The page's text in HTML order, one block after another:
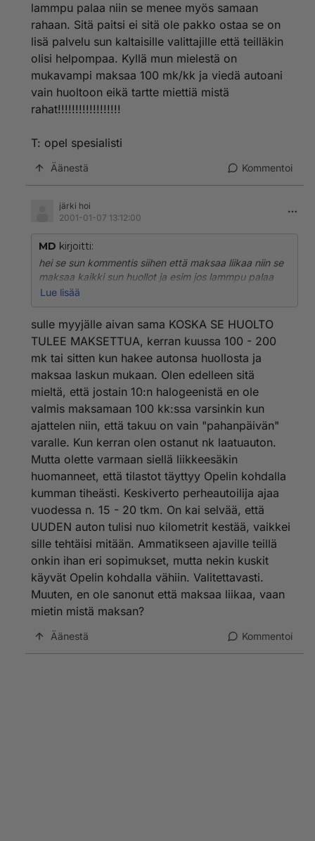
lammpu palaa niin se menee myös samaan
rahaan. Sitä paitsi ei sitä ole pakko ostaa se on
lisä palvelu sun kaltaisille valittajille että teilläkin
olisi helpompaa. Kyllä mun mielestä on
mukavampi maksaa 100 mk/kk ja viedä autoani
vain huoltoon eikä tartte miettiä mistä
rahat!!!!!!!!!!!!!!!!!!
T: opel spesialisti
Äänestä Kommentoi
järki hoi
2001-01-07 13:12:00
MD kirjoitti:
hei se sun kommentis siihen että maksaa liikaa niin se
maksaa kaikki sun huollot ja esim jos lammpu palaa
niin se menee myös samaan rahaan. Sitä paitsi ei sitä
valittajille että teilläkin olisi helpompaa. Kyllä mun
mielestä on mukavampi maksaa 100 mk/kk ja viedä
autoani vain huoltoon eikä tartte miettiä mistä
rahat!!!!!!!!!!!!!!!!!!
T: opel spesialisti
Lue lisää
sulle myyjälle aivan sama KOSKA SE HUOLTO
TULEE MAKSETTUA, kerran kuussa 100 - 200
mk tai sitten kun hakee autonsa huollosta ja
maksaa laskun mukaan. Olen edelleen sitä
mieltä, että jostain 10:n halogeenistä en ole
valmis maksamaan 100 kk:ssa varsinkin kun
ajattelen niin, että takuu on vain "pahanpäivän"
varalle. Kun kerran olen ostanut nk laatuauton.
Mutta olette varmaan siellä liikkeesäkin
huomanneet, että tilastot täyttyy Opelin kohdalla
kumman tiheästi. Keskiverto perheautoilija ajaa
vuodessa n. 15 - 20 tkm. On kai selvää, että
UUDEN auton tulisi nuo kilometrit kestää, vaikkei
sille tehtäisi mitään. Ammatikseen ajaville teillä
onkin ihan eri sopimukset, mutta nekin kuskit
käyvät Opelin kohdalla vähiin. Valitettavasti.
Muuten, en ole sanonut että maksaa liikaa, vaan
mietin mistä maksan?
Äänestä Kommentoi